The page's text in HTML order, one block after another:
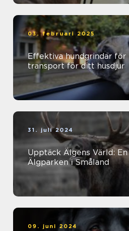
03. februari 2025
Effektiva hundgrindar för
transport för ditt husdjur
31. juli 2024
Upptäck Älgens Värld:
Älgparken i Småland
09. juni 2024